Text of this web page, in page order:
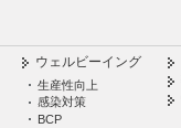
ウェルビーイング
生産性向上
感染対策
BCP